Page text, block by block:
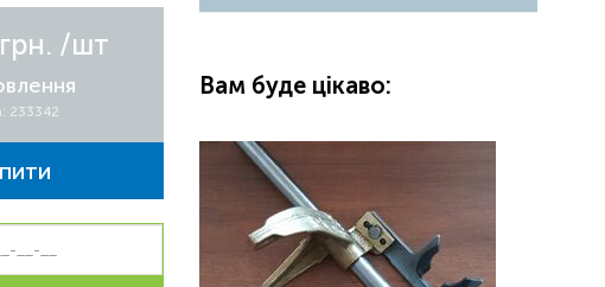
/шт
233342
Вам буде цікаво: